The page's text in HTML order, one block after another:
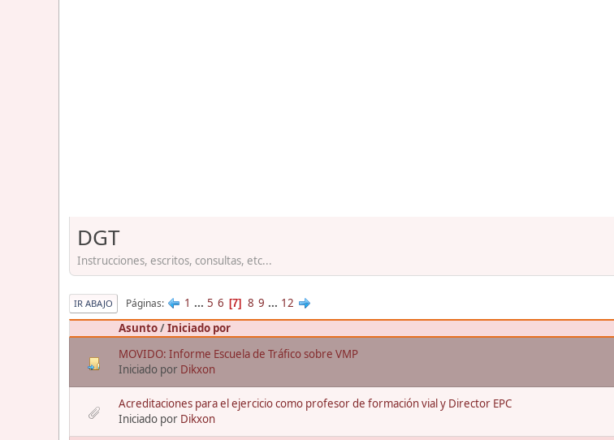
DGT
Instrucciones, escritos, consultas, etc...
IR ABAJO Páginas 1 ... 5 6 7 8 9 ... 12
Asunto/Iniciado por
MOVIDO: Informe Escuela de Tráfico sobre VMP
Iniciado por Dikxon
Acreditaciones para el ejercicio como profesor de formación vial y Director EPC
Iniciado por Dikxon